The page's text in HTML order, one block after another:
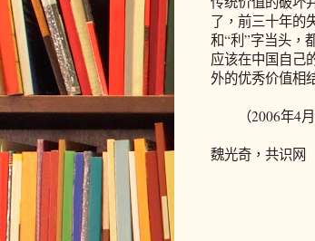
了，前三十年的
和“利”字当头，
应该在中国自己
外的优秀价值相
（2006年4月
魏光奇，共识网